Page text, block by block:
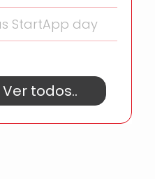
StartApp day
Ver todos..